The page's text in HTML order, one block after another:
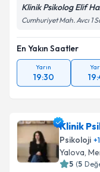
Klinik Psikolog Elif
Cumhuriyet Mah. Avcı 1
En Yakın Saatler
Yarın
19:30
Klinik
Psikoloji
Yalova,